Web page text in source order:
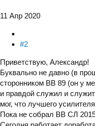
11 Апр 2020
#2
Приветствую, Александр!
Буквально не давно (в
сторонником ВВ 89 (он у
и правдой служил и
мог, что лучшего
Пока не собрал ВВ СЛ